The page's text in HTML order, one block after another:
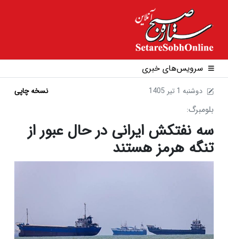
سرویس‌های خبری
1405 دوشنبه 1 تير نسخه چاپی
بلومبرگ:
سه نفتکش ایرانی در حال عبور از
تنگه هرمز هستند